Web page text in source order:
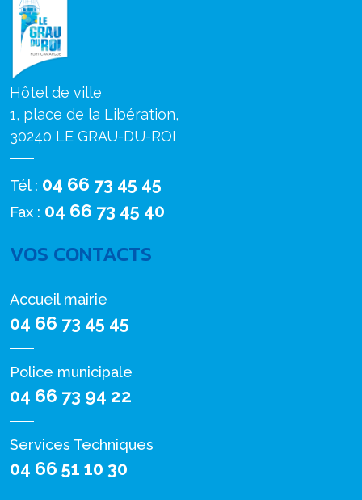
Hôtel de ville
1, place de la Libération,
30240 LE GRAU-DU-ROI
Tél : 04 66 73 45 45
Fax : 04 66 73 45 40
VOS CONTACTS
Accueil mairie
04 66 73 45 45
Police municipale
04 66 73 94 22
Services Techniques
04 66 51 10 30